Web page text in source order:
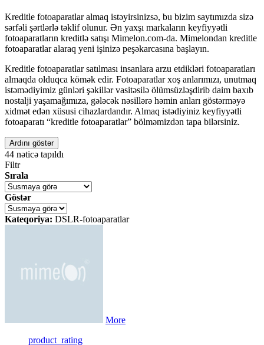
Kreditle fotoaparatlar almaq istəyirsinizsə, bu bizim saytımızda sizə
sərfəli şərtlərlə təklif olunur. Ən yaxşı markaların keyfiyyətli
fotoaparatların kreditlə satışı Mimelon.com-da. Mimelondan kreditle
fotoaparatlar alaraq yeni işinizə peşəkarcasına başlayın.
Kreditle fotoaparatlar satılması insanlara arzu etdikləri fotoaparatları
almaqda olduqca kömək edir. Fotoaparatlar xoş anlarımızı, unutmaq
istəmədiyimiz günləri şəkillər vasitəsilə ölümsüzləşdirib daim baxıb
nostalji yaşamağımıza, gələcək nəsillərə həmin anları göstərməyə
xidmət edən xüsusi cihazlardandır. Almaq istədiyiniz keyfiyyətli
fotoaparatı “kreditle fotoaparatlar” bölməmizdən tapa bilərsiniz.
Ardını göstər
44 nəticə tapıldı
Filtr
Sırala
Göstər
Kateqoriya: DSLR-fotoaparatlar
More
product_rating